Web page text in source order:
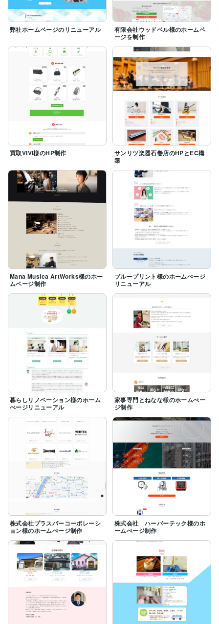
弊社ホームページのリニューアル
有限会社ウッドベル様のホームペ
ージを制作
買取VIVI様のHP制作
サンリツ楽器石巻店のHPとEC構
築
Mana Musica ArtWorks様のホー
ムページ制作
ブループリント様のホームぺージ
リニューアル
暮らしリノベーション様のホーム
ぺージリニューアル
家事専門とねなな様のホームぺー
ジ制作
株式会社プラスパーコーポレーシ
ョン様のホームぺージ制作
株式会社 ハーバーテック様のホ
ームぺージ制作